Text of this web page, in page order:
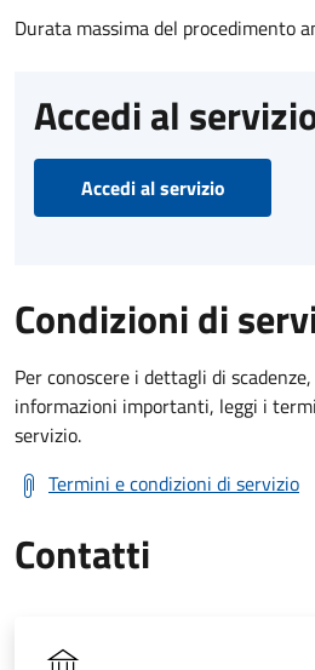
Durata massima del procedimento
Accedi al
Accedi al servizio
Condizioni di
Per conoscere i dettagli di
informazioni importanti, leggi i
servizio.
Termini e condizioni di servizio
Contatti